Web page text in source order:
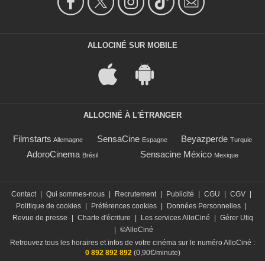
ALLOCINÉ SUR MOBILE
ALLOCINÉ À L'ÉTRANGER
Filmstarts Allemagne SensaCine Espagne Beyazperde Turquie
AdoroCinema Brésil Sensacine México Mexique
Contact Qui sommes-nous Recrutement Publicité CGU CGV
Politique de cookies
Préférences cookies Données Personnelles
Revue de presse
Charte d'écriture Les services AlloCiné
Gérer Utiq
©AlloCiné
Retrouvez tous les horaires et infos de votre cinéma sur le numéro AlloCiné :
0 892 892 892(0,90€/minute)